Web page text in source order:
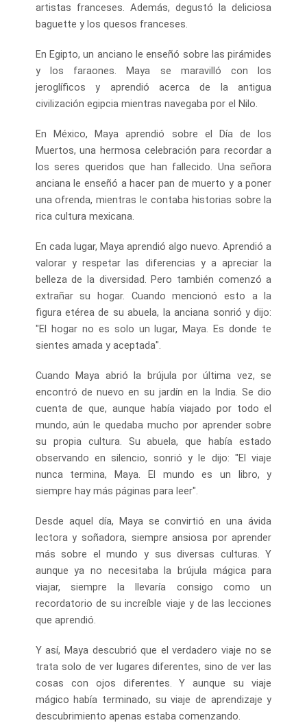
artistas franceses. Además, degustó la deliciosa
baguette y los quesos franceses.
En Egipto, un anciano le enseñó sobre las pirámides
y los faraones. Maya se maravilló con los
jeroglíficos y aprendió acerca de la antigua
civilización egipcia mientras navegaba por el Nilo.
En México, Maya aprendió sobre el Día de los
Muertos, una hermosa celebración para recordar a
los seres queridos que han fallecido. Una señora
anciana le enseñó a hacer pan de muerto y a poner
una ofrenda, mientras le contaba historias sobre la
rica cultura mexicana.
En cada lugar, Maya aprendió algo nuevo. Aprendió a
valorar y respetar las diferencias y a apreciar la
belleza de la diversidad. Pero también comenzó a
extrañar su hogar. Cuando mencionó esto a la
figura etérea de su abuela, la anciana sonrió y dijo:
"El hogar no es solo un lugar, Maya. Es donde te
sientes amada y aceptada".
Cuando Maya abrió la brújula por última vez, se
encontró de nuevo en su jardín en la India. Se dio
cuenta de que, aunque había viajado por todo el
mundo, aún le quedaba mucho por aprender sobre
su propia cultura. Su abuela, que había estado
observando en silencio, sonrió y le dijo: "El viaje
nunca termina, Maya. El mundo es un libro, y
siempre hay más páginas para leer".
Desde aquel día, Maya se convirtió en una ávida
lectora y soñadora, siempre ansiosa por aprender
más sobre el mundo y sus diversas culturas. Y
aunque ya no necesitaba la brújula mágica para
viajar, siempre la llevaría consigo como un
recordatorio de su increíble viaje y de las lecciones
que aprendió.
Y así, Maya descubrió que el verdadero viaje no se
trata solo de ver lugares diferentes, sino de ver las
cosas con ojos diferentes. Y aunque su viaje
mágico había terminado, su viaje de aprendizaje y
descubrimiento apenas estaba comenzando.